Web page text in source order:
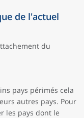
de l'actuel
du
pays périmés cela
autres pays. Pour
les pays dont le